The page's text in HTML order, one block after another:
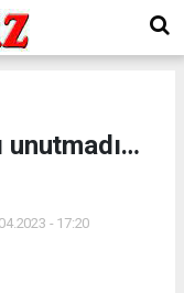
- 17:20